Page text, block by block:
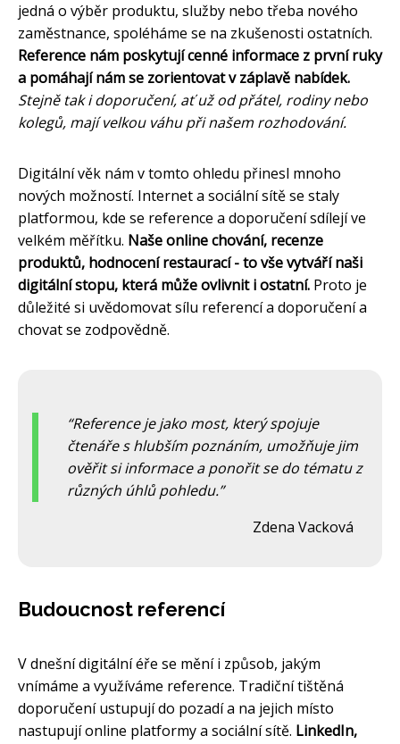
jedná o výběr produktu, služby nebo třeba nového
zaměstnance, spoléháme se na zkušenosti ostatních.
Reference nám poskytují cenné informace z první ruky
a pomáhají nám se zorientovat v záplavě nabídek.
Stejně tak i doporučení, ať už od přátel, rodiny nebo
kolegů, mají velkou váhu při našem rozhodování.
Digitální věk nám v tomto ohledu přinesl mnoho
nových možností. Internet a sociální sítě se staly
platformou, kde se reference a doporučení sdílejí ve
velkém měřítku. Naše online chování, recenze
produktů, hodnocení restaurací - to vše vytváří naši
digitální stopu, která může ovlivnit i ostatní. Proto je
důležité si uvědomovat sílu referencí a doporučení a
chovat se zodpovědně.
Reference je jako most, který spojuje
čtenáře s hlubším poznáním, umožňuje jim
ověřit si informace a ponořit se do tématu z
různých úhlů pohledu.
Zdena Vacková
Budoucnost referencí
V dnešní digitální éře se mění i způsob, jakým
vnímáme a využíváme reference. Tradiční tištěná
doporučení ustupují do pozadí a na jejich místo
nastupují online platformy a sociální sítě. LinkedIn,